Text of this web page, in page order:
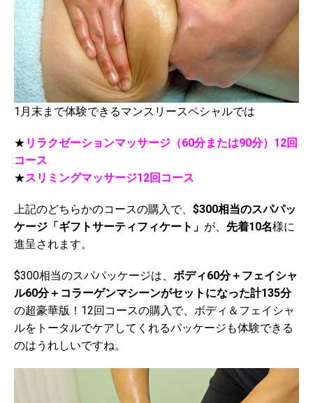
1月末まで体験できるマンスリースペシャルでは
★ リラクゼーションマッサージ（60分または90分）12回
コース
★スリミングマッサージ12回コース
上記のどちらかのコースの購入で、 $300相当のスパパッ
ケージ「ギフトサーティフィケート」 が、 先着10名様に
進呈されます。
$300相当のスパパッケージは、 ボディ60分＋フェイシャ
ル60分＋コラーゲンマシーンがセットになった計135分
の超豪華版！12回コースの購入で、ボディ＆フェイシャ
ルをトータルでケアしてくれるパッケージも体験できる
のはうれしいですね。